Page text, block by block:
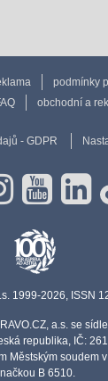
podmínky
obchodní a
- GDPR
1999-2026, ISSN
a.s. se
republika, IČ:
Městským soudem
B 6510.